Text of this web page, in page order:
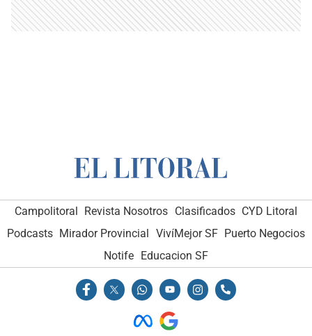
Campolitoral Revista Nosotros Clasificados CYD Litoral
Podcasts Mirador Provincial VivíMejor SF Puerto Negocios
Notife Educacion SF